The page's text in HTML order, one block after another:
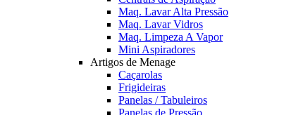
Maq. Lavar Alta Pressão
Maq. Lavar Vidros
Maq. Limpeza A Vapor
Mini Aspiradores
Artigos de Menage
Caçarolas
Frigideiras
Panelas / Tabuleiros
Panelas de Pressão